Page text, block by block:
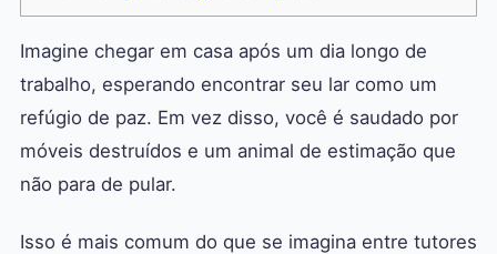
Imagine chegar em casa após um dia longo de
trabalho, esperando encontrar seu lar como um
refúgio de paz. Em vez disso, você é saudado por
móveis destruídos e um animal de estimação que
não para de pular.
Isso é mais comum do que se imagina entre tutores